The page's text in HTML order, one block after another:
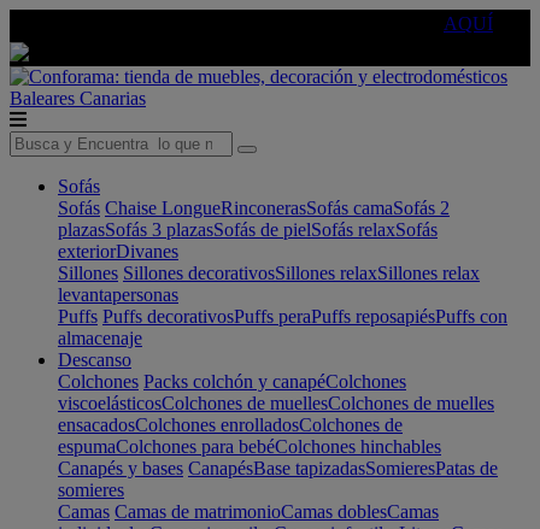
AQUÍ
Baleares Canarias
Sofás
Sofás Chaise LongueRinconerasSofás camaSofás 2
plazasSofás 3 plazasSofás de pielSofás relaxSofás
exteriorDivanes
Sillones Sillones decorativosSillones relaxSillones relax
levantapersonas
Puffs Puffs decorativosPuffs peraPuffs reposapiésPuffs con
almacenaje
Descanso
Colchones Packs colchón y canapéColchones
viscoelásticosColchones de muellesColchones de muelles
ensacadosColchones enrolladosColchones de
espumaColchones para bebéColchones hinchables
Canapés y bases CanapésBase tapizadasSomieresPatas de
somieres
Camas Camas de matrimonioCamas doblesCamas